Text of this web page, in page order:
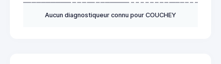
Aucun diagnostiqueur connu pour COUCHEY